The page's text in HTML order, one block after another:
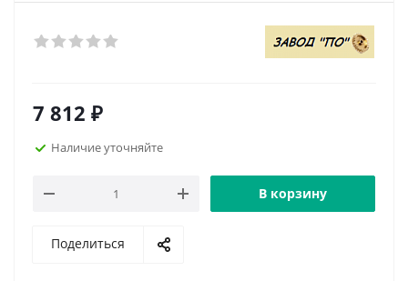
7 812 ₽
Наличие уточняйте
В корзину
Поделиться